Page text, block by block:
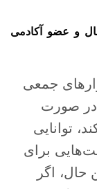
و عضو آکادمی
جمعی
در صورت
توانایی
برای
حال، اگر